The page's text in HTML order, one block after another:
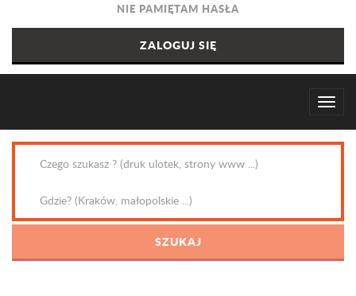
NIE PAMIĘTAM HASŁA